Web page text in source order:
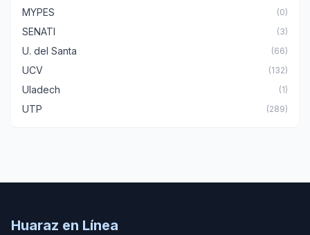
MYPES (0)
SENATI (3)
U. del Santa (66)
UCV (132)
Uladech (1)
UTP (289)
Huaraz en Línea